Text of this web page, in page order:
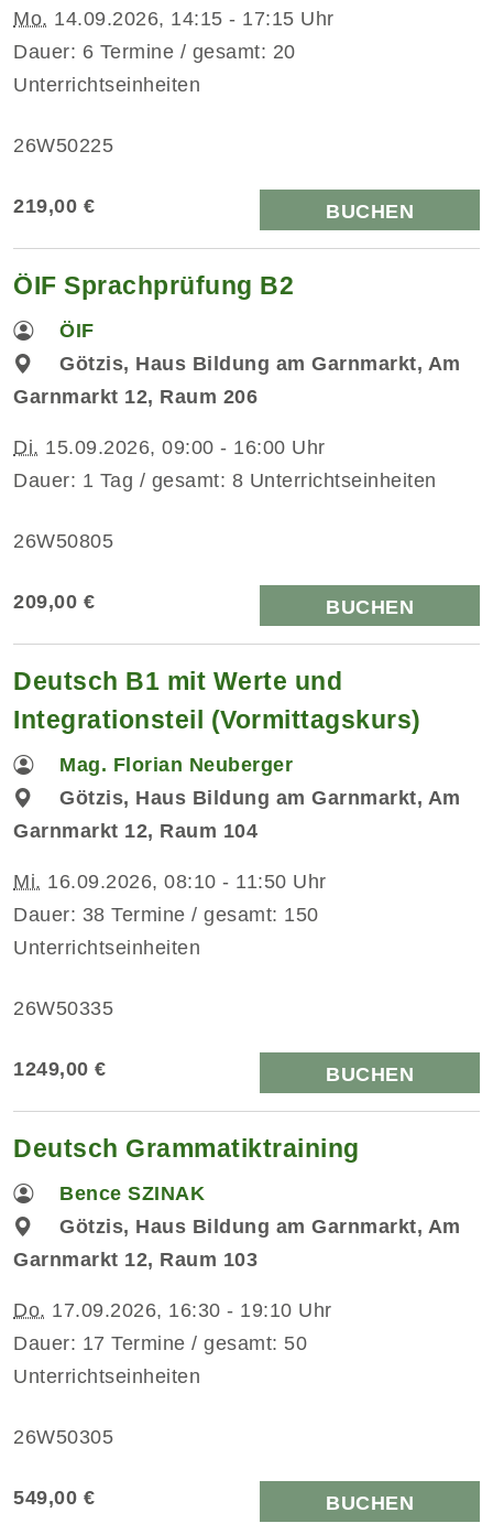
Mo. 14.09.2026, 14:15 - 17:15 Uhr
Dauer: 6 Termine / gesamt: 20
Unterrichtseinheiten
26W50225
219,00 € BUCHEN
ÖIF Sprachprüfung B2
ÖIF
Götzis, Haus Bildung am Garnmarkt, Am
Garnmarkt 12, Raum 206
Di. 15.09.2026, 09:00 - 16:00 Uhr
Dauer: 1 Tag / gesamt: 8 Unterrichtseinheiten
26W50805
209,00 € BUCHEN
Deutsch B1 mit Werte und
Integrationsteil (Vormittagskurs)
Mag. Florian Neuberger
Götzis, Haus Bildung am Garnmarkt, Am
Garnmarkt 12, Raum 104
Mi. 16.09.2026, 08:10 - 11:50 Uhr
Dauer: 38 Termine / gesamt: 150
Unterrichtseinheiten
26W50335
1249,00 € BUCHEN
Deutsch Grammatiktraining
Bence SZINAK
Götzis, Haus Bildung am Garnmarkt, Am
Garnmarkt 12, Raum 103
Do. 17.09.2026, 16:30 - 19:10 Uhr
Dauer: 17 Termine / gesamt: 50
Unterrichtseinheiten
26W50305
549,00 € BUCHEN